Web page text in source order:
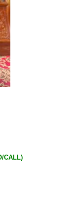
CALL)